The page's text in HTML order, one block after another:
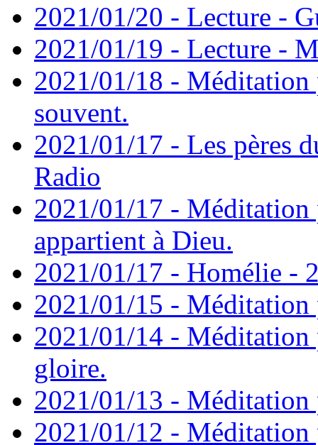
2021/01/20 - Lecture -
2021/01/19 - Lecture -
2021/01/18 - Méditation
souvent.
2021/01/17 - Les pères
Radio
2021/01/17 - Méditation
appartient à Dieu.
2021/01/17 - Homélie -
2021/01/15 - Méditation
2021/01/14 - Méditation
gloire.
2021/01/13 - Méditation
2021/01/12 - Méditation